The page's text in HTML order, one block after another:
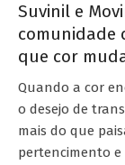
Suvinil e
comunidade
que cor
Quando a cor
o desejo de
mais do que
pertencimento e